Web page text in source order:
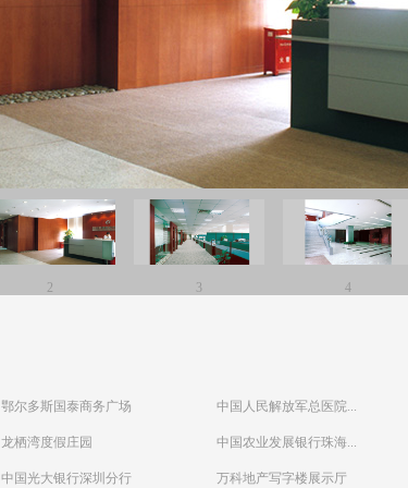
2 3 4
鄂尔多斯国泰商务广场
龙栖湾度假庄园
中国光大银行深圳分行
中国人民解放军总医院...
中国农业发展银行珠海...
万科地产写字楼展示厅